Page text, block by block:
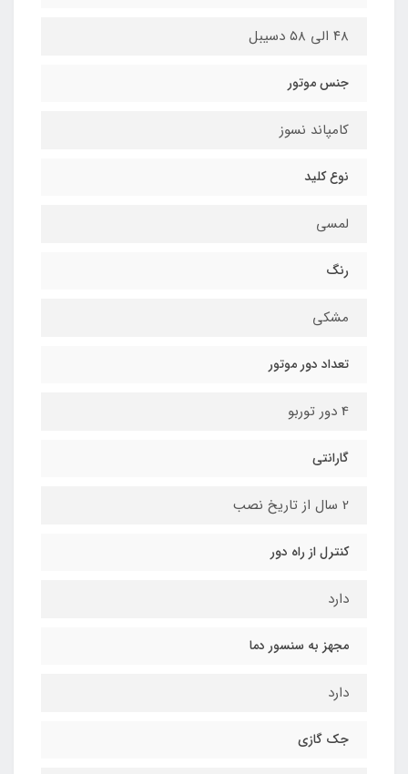
۴۸ الی ۵۸ دسیبل
جنس موتور
کامپاند نسوز
نوع کلید
لمسی
رنگ
مشکی
تعداد دور موتور
4 دور توربو
گارانتی
2 سال از تاریخ نصب
کنترل از راه دور
دارد
مجهز به سنسور دما
دارد
جک گازی